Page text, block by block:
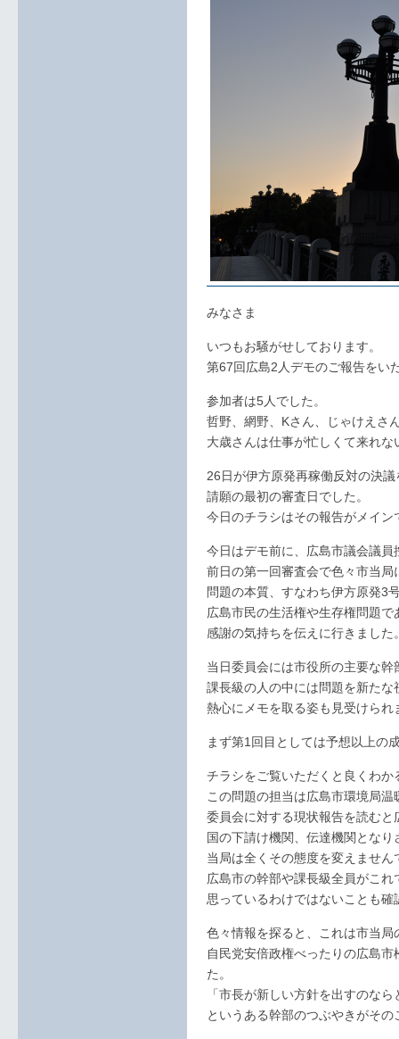
みなさま
いつもお騒がせしております。
第67回広島2人デモのご報告をい
参加者は5人でした。
哲野、網野、Kさん、じゃけえさ
大歳さんは仕事が忙しくて来れ
26日が伊方原発再稼働反対の決議
請願の最初の審査日でした。
今日のチラシはその報告がメイン
今日はデモ前に、広島市議会議
前日の第一回審査会で色々市当局
問題の本質、すなわち伊方原発3
広島市民の生活権や生存権問題
感謝の気持ちを伝えに行きました
当日委員会には市役所の主要な
課長級の人の中には問題を新たな
熱心にメモを取る姿も見受けられ
まず第1回目としては予想以上の
チラシをご覧いただくと良くわか
この問題の担当は広島市環境局温
委員会に対する現状報告を読む
国の下請け機関、伝達機関となり
当局は全くその態度を変えません
広島市の幹部や課長級全員がこれ
思っているわけではないことも確
色々情報を探ると、これは市当
自民党安倍政権べったりの広島
た。
「市長が新しい方針を出すのな
というある幹部のつぶやきがそ